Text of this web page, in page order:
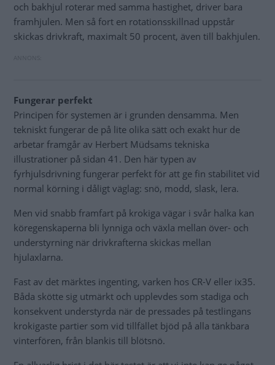
och bakhjul roterar med samma hastighet, driver bara
framhjulen. Men så fort en rotationsskillnad uppstår
skickas drivkraft, maximalt 50 procent, även till bakhjulen.
Fungerar perfekt
Principen för systemen är i grunden densamma. Men
tekniskt fungerar de på lite olika sätt och exakt hur de
arbetar framgår av Herbert Müdsams tekniska
illustrationer på sidan 41. Den här typen av
fyrhjulsdrivning fungerar perfekt för att ge fin stabilitet vid
normal körning i dåligt väglag: snö, modd, slask, lera.
Men vid snabb framfart på krokiga vägar i svår halka kan
köregenskaperna bli lynniga och växla mellan över- och
understyrning när drivkrafterna skickas mellan
hjulaxlarna.
Fast av det märktes ingenting, varken hos CR-V eller ix35.
Båda skötte sig utmärkt och upplevdes som stadiga och
konsekvent understyrda när de pressades på testlingans
krokigaste partier som vid tillfället bjöd på alla tänkbara
vinterfören, från blankis till blötsnö.